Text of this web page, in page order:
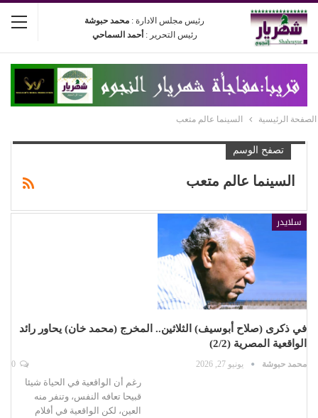
رئيس مجلس الادارة : محمد حبوشة
رئيس التحرير : أحمد السماحي
الصفحة الرئيسية السينما عالم متعب
تصفح الوسم
السينما عالم متعب
سلايدر
في ذكرى (صلاح أبوسيف) الثلاثين.. المخرج (محمد خان) يحاور رائد
الواقعية المصرية (2/2)
محمد حبوشة يونيو 27, 2026
رغم أن الواقعية في الحياة شيئا
قبيحا تعافه النفس، وتنفر منه
العين، لكن الواقعية في أفلام